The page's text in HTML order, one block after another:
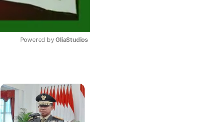
Powered by GliaStudios